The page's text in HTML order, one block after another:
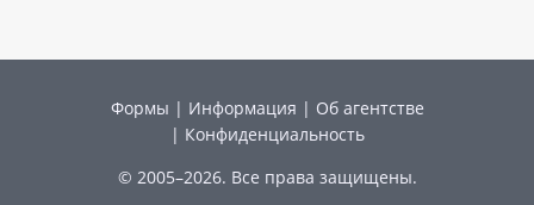
Формы | Информация | Об агентстве
| Конфиденциальность
© 2005–2026. Все права защищены.